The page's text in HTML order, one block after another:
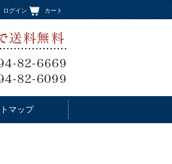
ログイン カート
マップ